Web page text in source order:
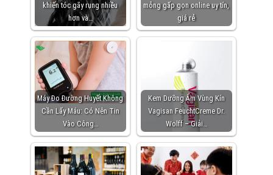
khiến tóc gãy rụng nhiều
hơn và…
mỏng gấp gọn online uy tín,
giá rẻ
Máy Đo Đường Huyết Không
Cần Lấy Máu: Có Nên Tin
Vào Công…
Kem Dưỡng Ẩm Vùng Kín
Vagisan FeuchtCreme Dr.
Wolff – Giải…